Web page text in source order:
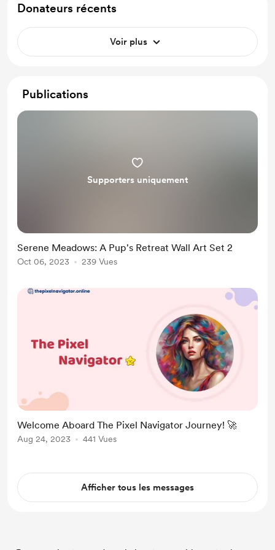
Donateurs récents
Voir plus
Publications
Supporters uniquement
Serene Meadows: A Pup's Retreat Wall Art Set 2
Oct 06, 2023 239 Vues
Welcome Aboard The Pixel Navigator Journey! 🚀
Aug 24, 2023 441 Vues
Afficher tous les messages